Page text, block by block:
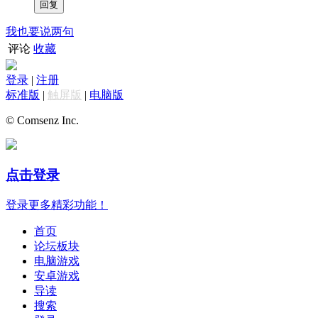
我也要说两句
评论 收藏
登录 | 注册
标准版 | 触屏版 | 电脑版
© Comsenz Inc.
点击登录
登录更多精彩功能！
首页
论坛板块
电脑游戏
安卓游戏
导读
搜索